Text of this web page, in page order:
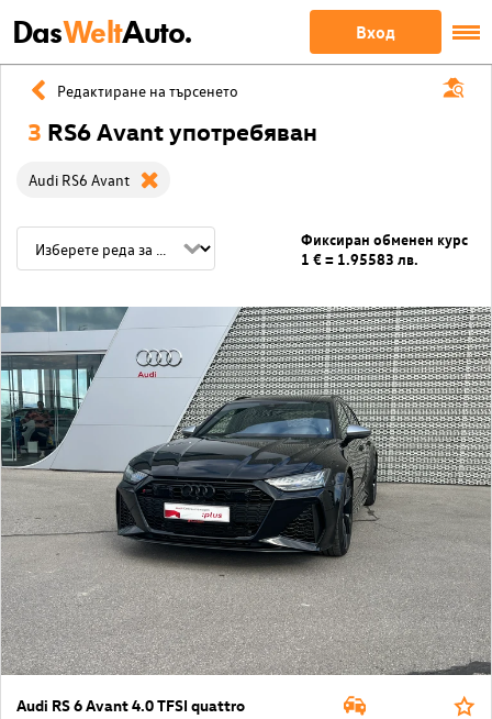
DasWeltAuto. Вход
Редактиране на търсенето
3 RS6 Avant употребяван
Audi RS6 Avant
Фиксиран обменен курс
1 € = 1.95583 лв.
Audi RS 6 Avant 4.0 TFSI quattro